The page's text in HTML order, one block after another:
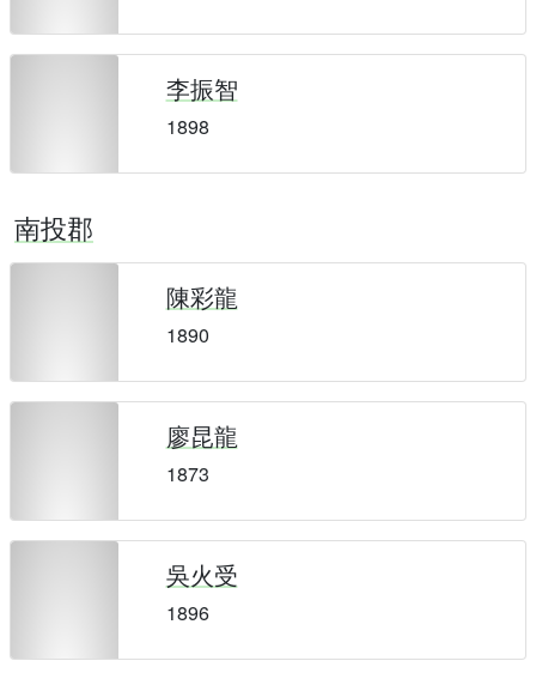
李振智
1898
南投郡
陳彩龍
1890
廖昆龍
1873
吳火受
1896